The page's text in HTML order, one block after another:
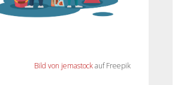
Bild von jemastockauf Freepik